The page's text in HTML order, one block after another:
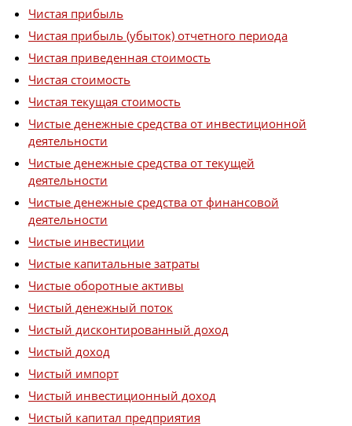
Чистая прибыль
Чистая прибыль (убыток) отчетного периода
Чистая приведенная стоимость
Чистая стоимость
Чистая текущая стоимость
Чистые денежные средства от инвестиционной
деятельности
Чистые денежные средства от текущей
деятельности
Чистые денежные средства от финансовой
деятельности
Чистые инвестиции
Чистые капитальные затраты
Чистые оборотные активы
Чистый денежный поток
Чистый дисконтированный доход
Чистый доход
Чистый импорт
Чистый инвестиционный доход
Чистый капитал предприятия